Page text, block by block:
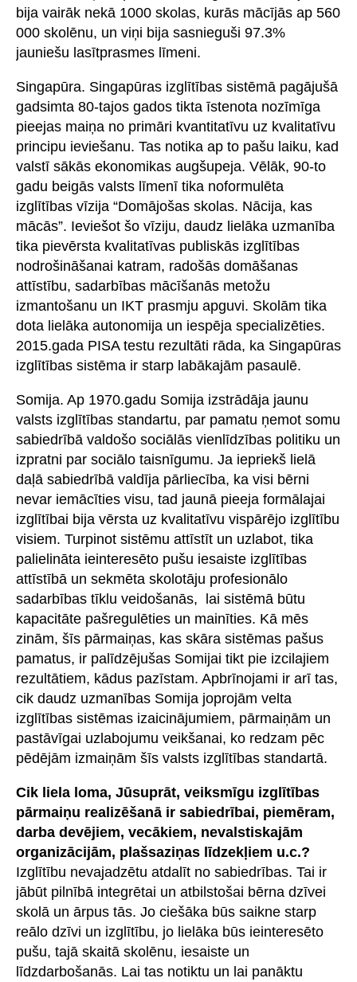
bija vairāk nekā 1000 skolas, kurās mācījās ap 560
000 skolēnu, un viņi bija sasnieguši 97.3%
jauniešu lasītprasmes līmeni.
Singapūra. Singapūras izglītības sistēmā pagājušā
gadsimta 80-tajos gados tikta īstenota nozīmīga
pieejas maiņa no primāri kvantitatīvu uz kvalitatīvu
principu ieviešanu. Tas notika ap to pašu laiku, kad
valstī sākās ekonomikas augšupeja. Vēlāk, 90-to
gadu beigās valsts līmenī tika noformulēta
izglītības vīzija “Domājošas skolas. Nācija, kas
mācās”. Ieviešot šo vīziju, daudz lielāka uzmanība
tika pievērsta kvalitatīvas publiskās izglītības
nodrošināšanai katram, radošās domāšanas
attīstību, sadarbības mācīšanās metožu
izmantošanu un IKT prasmju apguvi. Skolām tika
dota lielāka autonomija un iespēja specializēties.
2015.gada PISA testu rezultāti rāda, ka Singapūras
izglītības sistēma ir starp labākajām pasaulē.
Somija. Ap 1970.gadu Somija izstrādāja jaunu
valsts izglītības standartu, par pamatu ņemot somu
sabiedrībā valdošo sociālās vienlīdzības politiku un
izpratni par sociālo taisnīgumu. Ja iepriekš lielā
daļā sabiedrībā valdīja pārliecība, ka visi bērni
nevar iemācīties visu, tad jaunā pieeja formālajai
izglītībai bija vērsta uz kvalitatīvu vispārējo izglītību
visiem. Turpinot sistēmu attīstīt un uzlabot, tika
palielināta ieinteresēto pušu iesaiste izglītības
attīstībā un sekmēta skolotāju profesionālo
sadarbības tīklu veidošanās, lai sistēmā būtu
kapacitāte pašregulēties un mainīties. Kā mēs
zinām, šīs pārmaiņas, kas skāra sistēmas pašus
pamatus, ir palīdzējušas Somijai tikt pie izcilajiem
rezultātiem, kādus pazīstam. Apbrīnojami ir arī tas,
cik daudz uzmanības Somija joprojām velta
izglītības sistēmas izaicinājumiem, pārmaiņām un
pastāvīgai uzlabojumu veikšanai, ko redzam pēc
pēdējām izmaiņām šīs valsts izglītības standartā.
Cik liela loma, Jūsuprāt, veiksmīgu izglītības
pārmaiņu realizēšanā ir sabiedrībai, piemēram,
darba devējiem, vecākiem, nevalstiskajām
organizācijām, plašsaziņas līdzekļiem u.c.?
Izglītību nevajadzētu atdalīt no sabiedrības. Tai ir
jābūt pilnībā integrētai un atbilstošai bērna dzīvei
skolā un ārpus tās. Jo ciešāka būs saikne starp
reālo dzīvi un izglītību, jo lielāka būs ieinteresēto
pušu, tajā skaitā skolēnu, iesaiste un
līdzdarbošanās. Lai tas notiktu un lai panāktu